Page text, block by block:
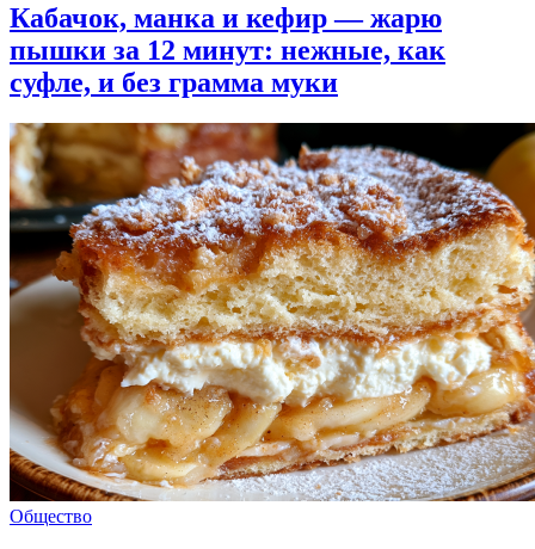
Кабачок, манка и кефир — жарю
пышки за 12 минут: нежные, как
суфле, и без грамма муки
Общество